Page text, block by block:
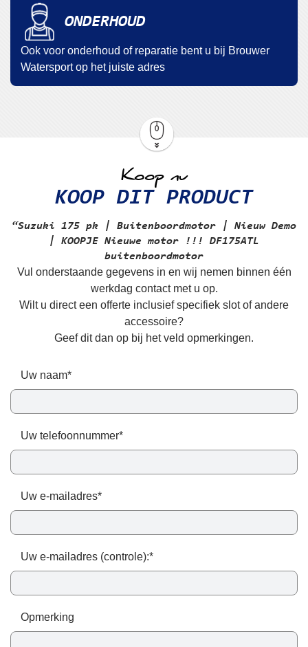
ONDERHOUD
Ook voor onderhoud of reparatie bent u bij Brouwer
Watersport op het juiste adres
Koop nu
KOOP DIT PRODUCT
“Suzuki 175 pk | Buitenboordmotor | Nieuw Demo
| KOOPJE Nieuwe motor !!! DF175ATL
buitenboordmotor
Vul onderstaande gegevens in en wij nemen binnen één
werkdag contact met u op.
Wilt u direct een offerte inclusief specifiek slot of andere
accessoire?
Geef dit dan op bij het veld opmerkingen.
Uw naam*
Uw telefoonnummer*
Uw e-mailadres*
Uw e-mailadres (controle):*
Opmerking